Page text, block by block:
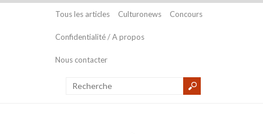
Tous les articles Culturonews Concours
Confidentialité / A propos
Nous contacter